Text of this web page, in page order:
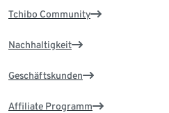
Tchibo Community
Nachhaltigkeit
Geschäftskunden
Affiliate Programm